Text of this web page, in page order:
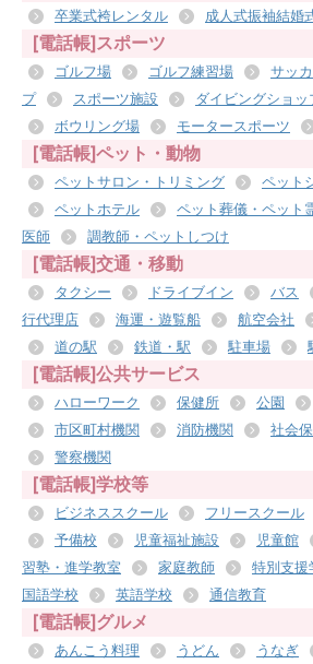
卒業式袴レンタル 成人式振袖結婚
[電話帳]スポーツ
ゴルフ場 ゴルフ練習場 サッ
プ
スポーツ施設 ダイビングショッ
ボウリング場
モータースポーツ
[電話帳]ペット・動物
ペットサロン・トリミング
ペット
ペットホテル
ペット葬儀・ペット
医師
調教師・ペットしつけ
[電話帳]交通・移動
タクシー ドライブイン バス
行代理店
海運・遊覧船 航空会社
道の駅
鉄道・駅 駐車場
[電話帳]公共サービス
ハローワーク 保健所 公園
市区町村機関
消防機関 社会
警察機関
[電話帳]学校等
ビジネススクール フリースクール
予備校
児童福祉施設 児童館
習塾・進学教室
家庭教師 特別支援
国語学校
英語学校 通信教育
[電話帳]グルメ
あんこう料理 うどん うなぎ